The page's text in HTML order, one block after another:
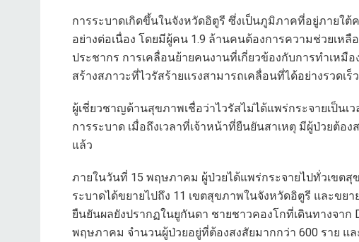
การระบาดเกิดขึ้นในจังหวัดอิตูรี ซึ่งเป็นภูมิภาคที่อยู่ภายใ
อย่างต่อเนื่อง โดยมีผู้คน 1.9 ล้านคนต้องการความช่วยเห
ประชากร การเคลื่อนย้ายคนงานที่เกี่ยวข้องกับการทำเหมื
สร้างสภาวะที่ไวรัสร้ายแรงสามารถเคลื่อนที่ได้อย่างรวดเร็
ผู้เชี่ยวชาญด้านสุขภาพเชื่อว่าไวรัสไม่ได้แพร่กระจายเป็นเ
การระบาด เมื่อถึงเวลาที่เจ้าหน้าที่ยืนยันสาเหตุ มีผู้ป่วยต้อ
แล้ว
ภายในวันที่ 15 พฤษภาคม ผู้ป่วยได้แพร่กระจายไปทั่วเขต
ระบาดได้ขยายไปถึง 11 เขตสุขภาพในจังหวัดอิตูรี และขย
ยืนยันผลยังปรากฏในยูกันดา ชายชาวคองโกที่เดินทางจาก
พฤษภาคม จำนวนผู้ป่วยอยู่ที่ต้องสงสัยมากกว่า 600 ราย แล